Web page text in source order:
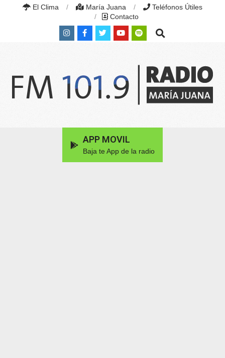
El Clima María Juana
Teléfonos Útiles
Contacto
Search
APP MOVIL
Baja te App de la radio